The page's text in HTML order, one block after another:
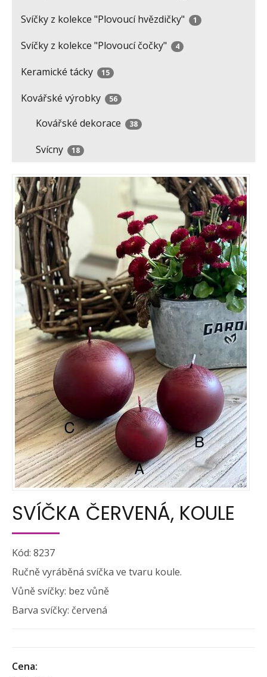
Svíčky z kolekce "Plovoucí hvězdičky" 1
Svíčky z kolekce "Plovoucí čočky" 4
Keramické tácky 15
Kovářské výrobky 56
Kovářské dekorace 38
Svícny 18
SVÍČKA ČERVENÁ, KOULE
Kód: 8237
Ručně vyráběná svíčka ve tvaru koule.
Vůně svíčky: bez vůně
Barva svíčky: červená
Cena: